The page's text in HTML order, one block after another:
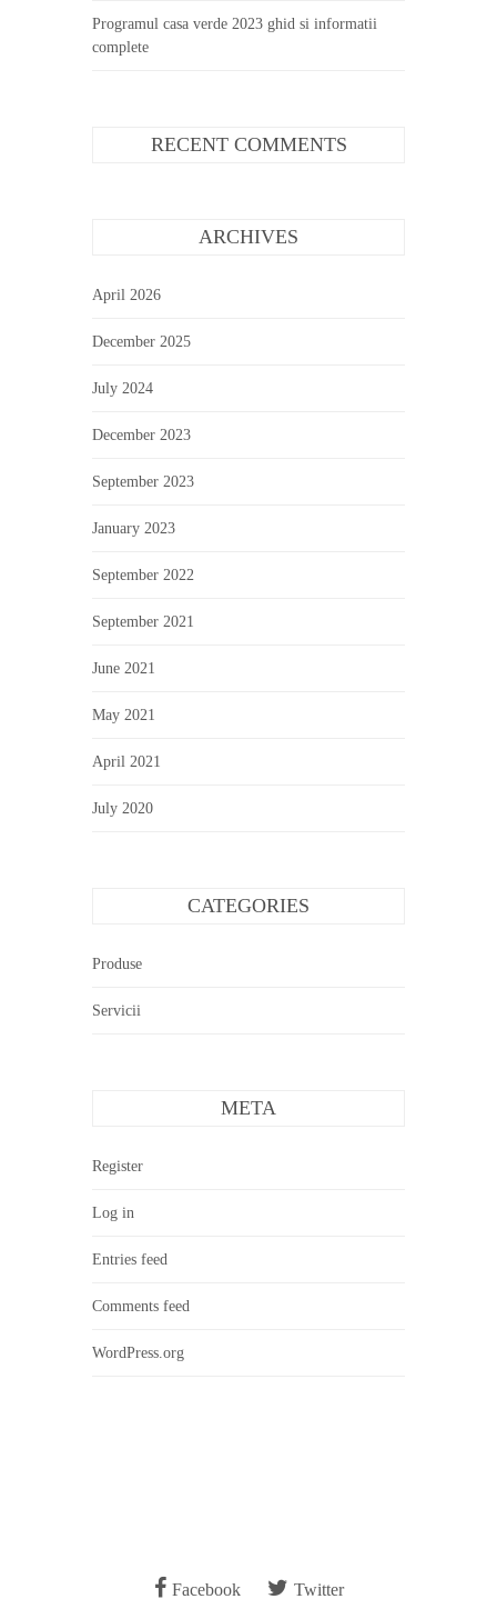
Programul casa verde 2023 ghid si informatii
complete
RECENT COMMENTS
ARCHIVES
April 2026
December 2025
July 2024
December 2023
September 2023
January 2023
September 2022
September 2021
June 2021
May 2021
April 2021
July 2020
CATEGORIES
Produse
Servicii
META
Register
Log in
Entries feed
Comments feed
WordPress.org
Facebook Twitter